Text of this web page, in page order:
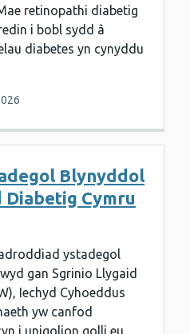
retinopathi diabetig
i bobl sydd â
diabetes yn cynyddu
Blynyddol
Cymru
ystadegol
gan Sgrinio Llygaid
Iechyd Cyhoeddus
yw canfod
i unigolion golli eu